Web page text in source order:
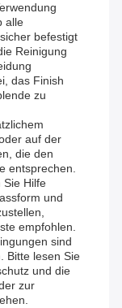
alle
befestigt
Reinigung
das Finish
zu
auf der
die den
entsprechen.
Sie Hilfe
und
empfohlen.
sind
Bitte lesen Sie
und die
zur